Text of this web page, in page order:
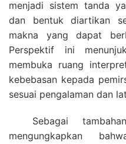
menjadi sistem tanda
dan bentuk diartikan
makna yang dapat
Perspektif ini
membuka ruang
kebebasan kepada
sesuai pengalaman dan
Sebagai
mengungkapkan